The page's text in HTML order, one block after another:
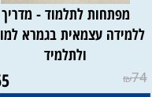
מפתחות לתלמוד - מדריך
ללמידה עצמאית בגמרא
ולתלמיד
₪74